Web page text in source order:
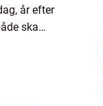
år efter
ska